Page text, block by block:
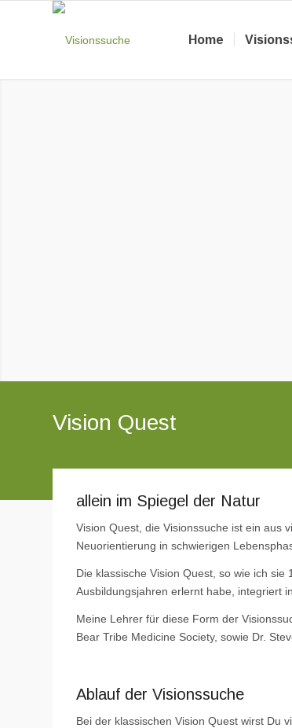
Home
Vision Quest
allein im Spiegel der Natur
Vision Quest, die Visionssuche ist ein aus
Neuorientierung in schwierigen
Die klassische Vision Quest, so wie ich
Ausbildungsjahren erlernt habe, integriert
Meine Lehrer für diese Form der
Bear Tribe Medicine Society, sowie Dr.
Ablauf der Visionssuche
Bei der klassischen Vision Quest wirst Du